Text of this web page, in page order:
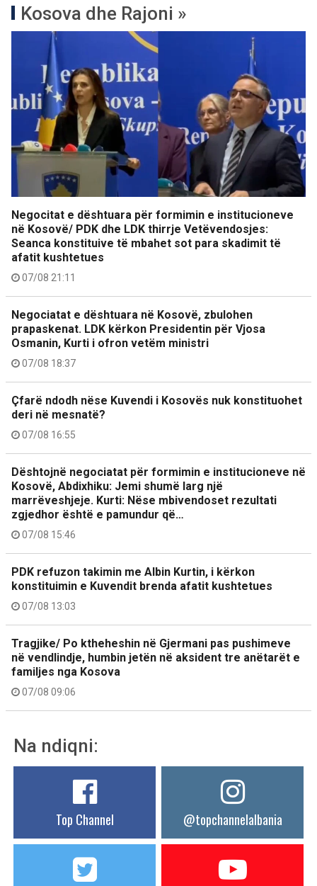
Kosova dhe Rajoni »
Negocitat e dështuara për formimin e institucioneve
në Kosovë/ PDK dhe LDK thirrje Vetëvendosjes:
Seanca konstituive të mbahet sot para skadimit të
afatit kushtetues
07/08 21:11
Negociatat e dështuara në Kosovë, zbulohen
prapaskenat. LDK kërkon Presidentin për Vjosa
Osmanin, Kurti i ofron vetëm ministri
07/08 18:37
Çfarë ndodh nëse Kuvendi i Kosovës nuk konstituohet
deri në mesnatë?
07/08 16:55
Dështojnë negociatat për formimin e institucioneve në
Kosovë, Abdixhiku: Jemi shumë larg një
marrëveshjeje. Kurti: Nëse mbivendoset rezultati
zgjedhor është e pamundur që…
07/08 15:46
PDK refuzon takimin me Albin Kurtin, i kërkon
konstituimin e Kuvendit brenda afatit kushtetues
07/08 13:03
Tragjike/ Po ktheheshin në Gjermani pas pushimeve
në vendlindje, humbin jetën në aksident tre anëtarët e
familjes nga Kosova
07/08 09:06
Na ndiqni:
Top Channel @topchannelalbania